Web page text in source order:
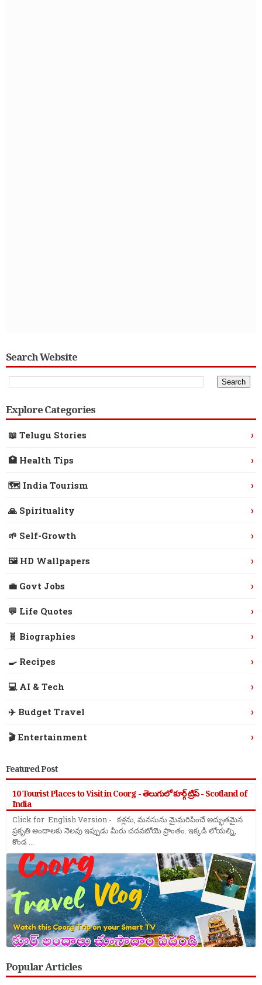
Search Website
Explore Categories
📖 Telugu Stories ›
🏥 Health Tips ›
🗺️ India Tourism ›
🙏 Spirituality ›
🌱 Self-Growth ›
🖼️ HD Wallpapers ›
💼 Govt Jobs ›
💬 Life Quotes ›
🧬 Biographies ›
🍳 Recipes ›
💻 AI & Tech ›
✈️ Budget Travel ›
🎬 Entertainment ›
Featured Post
10 Tourist Places to Visit in Coorg - తెలుగులో కూర్గ్ ట్రిప్ - Scotland of
India
Click for English Version - కళ్లను, మనసును మైమరిపించే అద్భుతమైన
ప్రకృతి అందాలకు నెలవు ఇప్పుడు మీరు చదవబోయె ప్రాంతం. ఇక్కడి లోయల్ని,
కొండ ...
Popular Articles